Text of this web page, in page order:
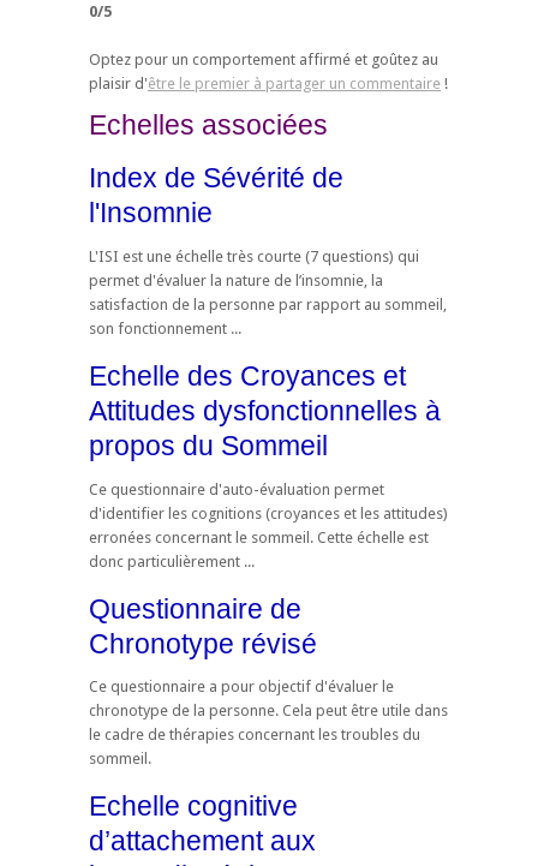
0/5
Optez pour un comportement affirmé et goûtez au
plaisir d'être le premier à partager un commentaire !
Echelles associées
Index de Sévérité de
l'Insomnie
L'ISI est une échelle très courte (7 questions) qui
permet d'évaluer la nature de l’insomnie, la
satisfaction de la personne par rapport au sommeil,
son fonctionnement ...
Echelle des Croyances et
Attitudes dysfonctionnelles à
propos du Sommeil
Ce questionnaire d'auto-évaluation permet
d'identifier les cognitions (croyances et les attitudes)
erronées concernant le sommeil. Cette échelle est
donc particulièrement ...
Questionnaire de
Chronotype révisé
Ce questionnaire a pour objectif d'évaluer le
chronotype de la personne. Cela peut être utile dans
le cadre de thérapies concernant les troubles du
sommeil.
Echelle cognitive
d’attachement aux